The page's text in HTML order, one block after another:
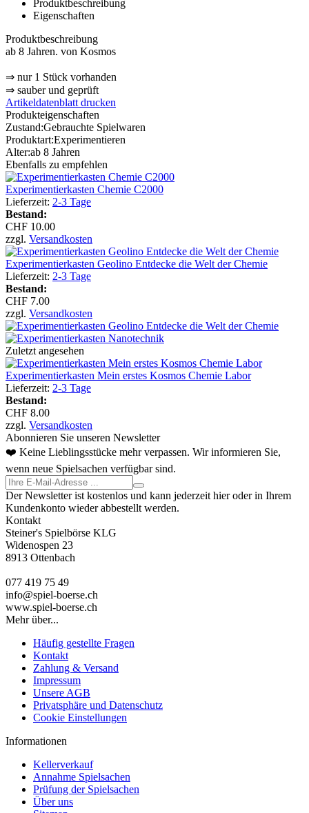
Produktbeschreibung
Eigenschaften
Produktbeschreibung
ab 8 Jahren. von Kosmos
⇒ nur 1 Stück vorhanden
⇒ sauber und geprüft
Artikeldatenblatt drucken
Produkteigenschaften
Zustand:Gebrauchte Spielwaren
Produktart:Experimentieren
Alter:ab 8 Jahren
Ebenfalls zu empfehlen
Experimentierkasten Chemie C2000
Lieferzeit: 2-3 Tage
Bestand:
CHF 10.00
zzgl. Versandkosten
Experimentierkasten Geolino Entdecke die Welt der Chemie
Lieferzeit: 2-3 Tage
Bestand:
CHF 7.00
zzgl. Versandkosten
Zuletzt angesehen
Experimentierkasten Mein erstes Kosmos Chemie Labor
Lieferzeit: 2-3 Tage
Bestand:
CHF 8.00
zzgl. Versandkosten
Abonnieren Sie unseren Newsletter
❤️ Keine Lieblingsstücke mehr verpassen. Wir informieren Sie,
wenn neue Spielsachen verfügbar sind.
Der Newsletter ist kostenlos und kann jederzeit hier oder in Ihrem
Kundenkonto wieder abbestellt werden.
Kontakt
Steiner's Spielbörse KLG
Widenospen 23
8913 Ottenbach
077 419 75 49
info@spiel-boerse.ch
www.spiel-boerse.ch
Mehr über...
Häufig gestellte Fragen
Kontakt
Zahlung & Versand
Impressum
Unsere AGB
Privatsphäre und Datenschutz
Cookie Einstellungen
Informationen
Kellerverkauf
Annahme Spielsachen
Prüfung der Spielsachen
Über uns